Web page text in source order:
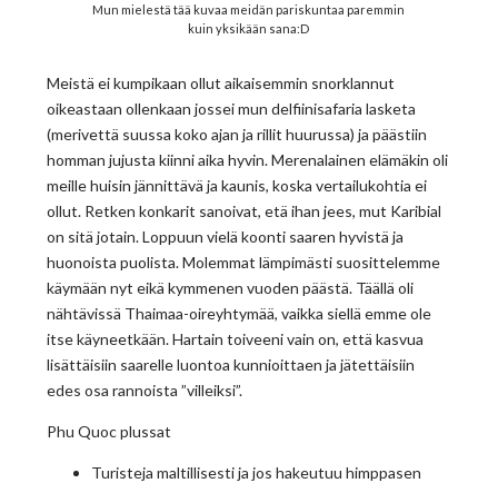
Mun mielestä tää kuvaa meidän pariskuntaa paremmin
kuin yksikään sana:D
Meistä ei kumpikaan ollut aikaisemmin snorklannut
oikeastaan ollenkaan jossei mun delfiinisafaria lasketa
(merivettä suussa koko ajan ja rillit huurussa) ja päästiin
homman jujusta kiinni aika hyvin. Merenalainen elämäkin oli
meille huisin jännittävä ja kaunis, koska vertailukohtia ei
ollut. Retken konkarit sanoivat, etä ihan jees, mut Karibial
on sitä jotain. Loppuun vielä koonti saaren hyvistä ja
huonoista puolista. Molemmat lämpimästi suosittelemme
käymään nyt eikä kymmenen vuoden päästä. Täällä oli
nähtävissä Thaimaa-oireyhtymää, vaikka siellä emme ole
itse käyneetkään. Hartain toiveeni vain on, että kasvua
lisättäisiin saarelle luontoa kunnioittaen ja jätettäisiin
edes osa rannoista ”villeiksi”.
Phu Quoc plussat
Turisteja maltillisesti ja jos hakeutuu himppasen